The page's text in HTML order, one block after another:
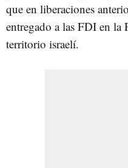
que en liberaciones
entregado a las FDI en la
territorio israelí.